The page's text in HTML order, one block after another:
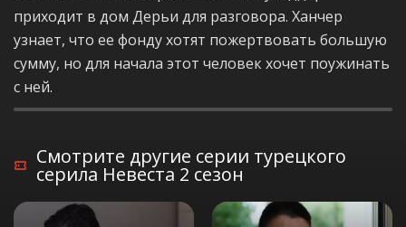
приходит в дом Дерьи для разговора. Ханчер
узнает, что ее фонду хотят пожертвовать большую
сумму, но для начала этот человек хочет поужинать
с ней.
Смотрите другие серии турецкого
серила Невеста 2 сезон